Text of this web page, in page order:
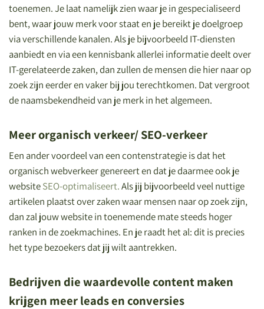
toenemen. Je laat namelijk zien waar je in gespecialiseerd
bent, waar jouw merk voor staat en je bereikt je doelgroep
via verschillende kanalen. Als je bijvoorbeeld IT-diensten
aanbiedt en via een kennisbank allerlei informatie deelt over
IT-gerelateerde zaken, dan zullen de mensen die hier naar op
zoek zijn eerder en vaker bij jou terechtkomen. Dat vergroot
de naamsbekendheid van je merk in het algemeen.
Meer organisch verkeer/ SEO-verkeer
Een ander voordeel van een contenstrategie is dat het
organisch webverkeer genereert en dat je daarmee ook je
websiteSEO-optimaliseert.Als jij bijvoorbeeld veel nuttige
artikelen plaatst over zaken waar mensen naar op zoek zijn,
dan zal jouw website in toenemende mate steeds hoger
ranken in de zoekmachines. En je raadt het al: dit is precies
het type bezoekers dat jij wilt aantrekken.
Bedrijven die waardevolle content maken
krijgen meer leads en conversies